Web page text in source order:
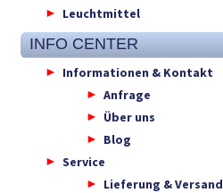
Leuchtmittel
INFO CENTER
Informationen & Kontakt
Anfrage
Über uns
Blog
Service
Lieferung & Versand